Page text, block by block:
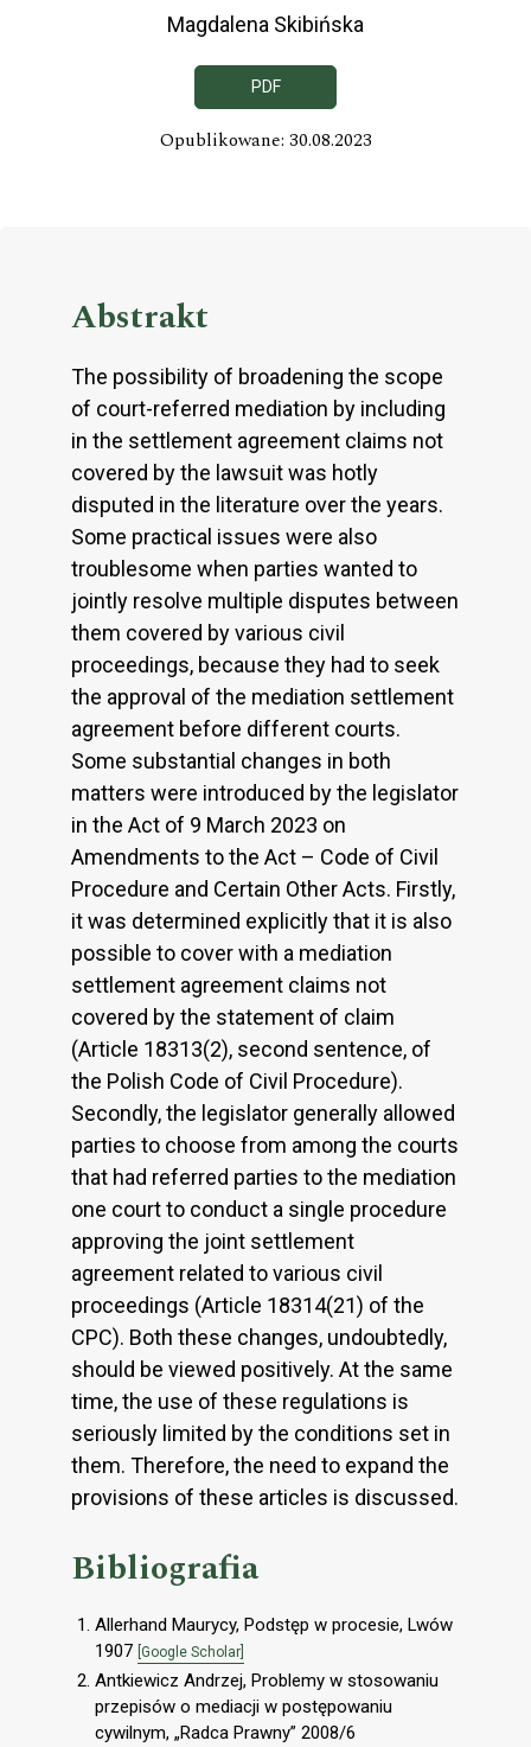
Magdalena Skibińska
PDF
Opublikowane: 30.08.2023
Abstrakt
The possibility of broadening the scope
of court-referred mediation by including
in the settlement agreement claims not
covered by the lawsuit was hotly
disputed in the literature over the years.
Some practical issues were also
troublesome when parties wanted to
jointly resolve multiple disputes between
them covered by various civil
proceedings, because they had to seek
the approval of the mediation settlement
agreement before different courts.
Some substantial changes in both
matters were introduced by the legislator
in the Act of 9 March 2023 on
Amendments to the Act – Code of Civil
Procedure and Certain Other Acts. Firstly,
it was determined explicitly that it is also
possible to cover with a mediation
settlement agreement claims not
covered by the statement of claim
(Article 18313(2), second sentence, of
the Polish Code of Civil Procedure).
Secondly, the legislator generally allowed
parties to choose from among the courts
that had referred parties to the mediation
one court to conduct a single procedure
approving the joint settlement
agreement related to various civil
proceedings (Article 18314(21) of the
CPC). Both these changes, undoubtedly,
should be viewed positively. At the same
time, the use of these regulations is
seriously limited by the conditions set in
them. Therefore, the need to expand the
provisions of these articles is discussed.
Bibliografia
Allerhand Maurycy, Podstęp w procesie, Lwów
1907 [Google Scholar]
Antkiewicz Andrzej, Problemy w stosowaniu
przepisów o mediacji w postępowaniu
cywilnym, „Radca Prawny” 2008/6